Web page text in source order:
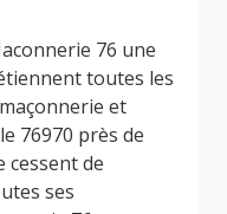
76 une
toutes les
et
76970 près de
cessent de
ses